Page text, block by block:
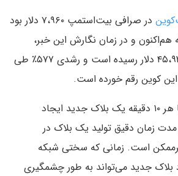
در صرافی بیت‌استمپ ۷،۹۶۰ دلار بود
و در زمان نگارش این خبر،
قیمت این رمزارز به ۴۵،۹۳۵ دلار رسیده است و رشدی ۵۷۷٪ طی
این کوین رقم خورده است.
به طور میانگین، تقریبا هر ۱۰ دقیقه یک بلاک جدید ایجاد
زمان دقیق تولید یک بلاک در
است. زمانی که سختی شبکه
بلاک جدید می‌تواند به طور چشمگیری